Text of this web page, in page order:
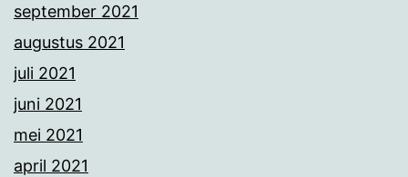
september 2021
augustus 2021
juli 2021
juni 2021
mei 2021
april 2021